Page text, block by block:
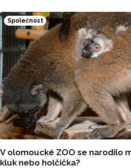
O 84 haléřů zdražila nafta, za litr
44,84 koruny. Podle údajů
sleduje, je benzin v současnosti o
před rokem, za naftu tehdy
koruny méně.
Společnost
V olomoucké ZOO se narodilo
kluk nebo holčička?